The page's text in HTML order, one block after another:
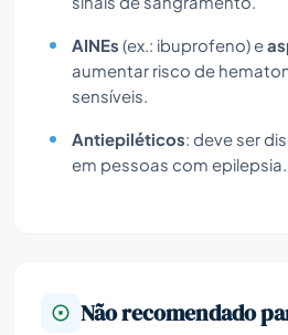
AINEs (ex.: ibuprofeno) e
aumentar risco de
sensíveis.
Antiepiléticos: deve ser
em pessoas com epilepsia.
Não recomendado